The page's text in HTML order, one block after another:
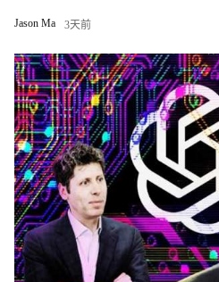
Jason Ma 3天前